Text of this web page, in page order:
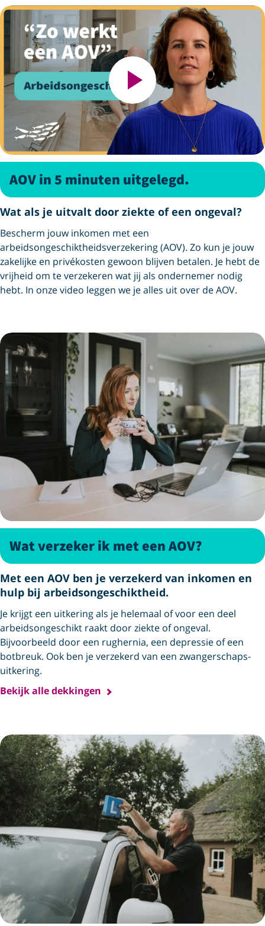
AOV in 5 minuten uitgelegd.
Wat als je uitvalt door ziekte of een ongeval?
Bescherm jouw inkomen met een
arbeidsongeschiktheidsverzekering (AOV). Zo kun je jouw
zakelijke en privékosten gewoon blijven betalen. Je hebt de
vrijheid om te verzekeren wat jij als ondernemer nodig
hebt. In onze video leggen we je alles uit over de AOV.
Wat verzeker ik met een AOV?
Met een AOV ben je verzekerd van inkomen en
hulp bij arbeids­ongeschiktheid.
Je krijgt een uitkering als je helemaal of voor een deel
arbeids­ongeschikt raakt door ziekte of ongeval.
Bijvoorbeeld door een rughernia, een depressie of een
botbreuk. Ook ben je verzekerd van een zwangerschaps­
uitkering.
Bekijk alle dekkingen